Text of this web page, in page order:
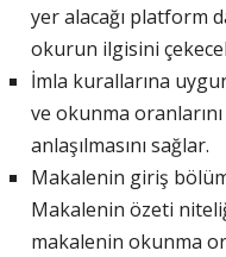
yer alacağı platform
okurun ilgisini
İmla kurallarına
ve okunma
anlaşılmasını sağlar.
Makalenin giriş
Makalenin özeti
makalenin okunma